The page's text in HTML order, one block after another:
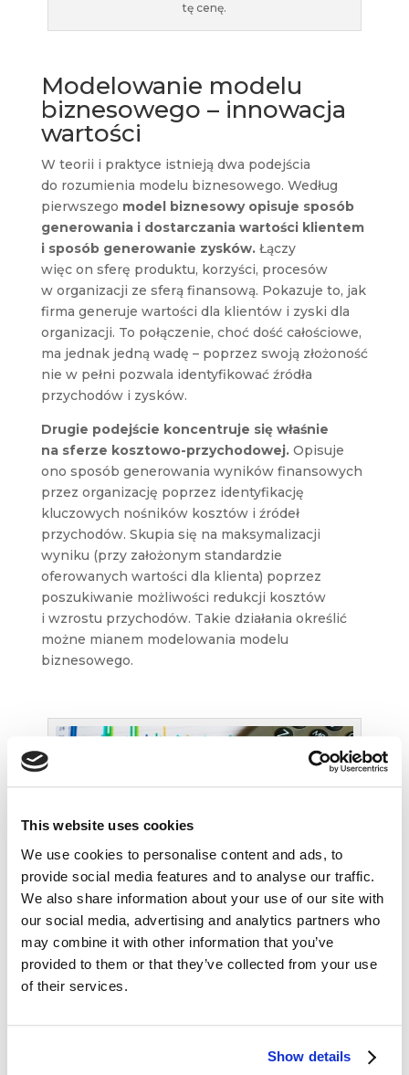
This website uses cookies
We use cookies to personalise content and ads, to
provide social media features and to analyse our traffic.
We also share information about your use of our site with
our social media, advertising and analytics partners who
may combine it with other information that you’ve
provided to them or that they’ve collected from your use
of their services.
Show details
tę cenę.
Modelowanie modelu
biznesowego – innowacja
wartości
W teorii i praktyce istnieją dwa podejścia
do rozumienia modelu biznesowego. Według
pierwszego model biznesowy opisuje sposób
generowania i dostarczania wartości klientem
i sposób generowanie zysków.Łączy
więc on sferę produktu, korzyści, procesów
w organizacji ze sferą finansową. Pokazuje to, jak
firma generuje wartości dla klientów i zyski dla
organizacji. To połączenie, choć dość całościowe,
ma jednak jedną wadę – poprzez swoją złożoność
nie w pełni pozwala identyfikować źródła
przychodów i zysków.
Drugie podejście koncentruje się właśnie
na sferze kosztowo-przychodowej.Opisuje
ono sposób generowania wyników finansowych
przez organizację poprzez identyfikację
kluczowych nośników kosztów i źródeł
przychodów. Skupia się na maksymalizacji
wyniku (przy założonym standardzie
oferowanych wartości dla klienta) poprzez
poszukiwanie możliwości redukcji kosztów
i wzrostu przychodów. Takie działania określić
możne mianem modelowania modelu
biznesowego.
W sferze kosztowo-przychodowej przedsiębiorstwo
skupia się na maksymalizacji wyniku.
poszukiwanie innych dostawców surowców